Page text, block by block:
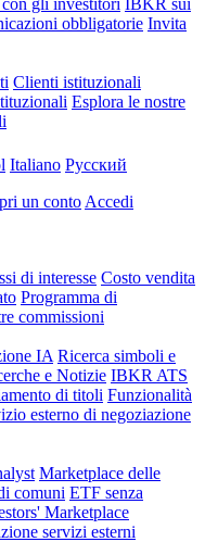
gli investitori IBKR sui
obbligatorie Invita
Clienti istituzionali
Esplora le nostre
Italiano Pусский
un conto Accedi
di interesse Costo vendita
Programma di
commissioni
IA Ricerca simboli e
e Notizie IBKR ATS
di titoli Funzionalità
esterno di negoziazione
Marketplace delle
comuni ETF senza
Marketplace
servizi esterni